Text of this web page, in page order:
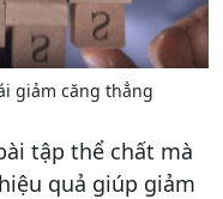
giảm căng thẳng
tập thể chất mà
quả giúp giảm